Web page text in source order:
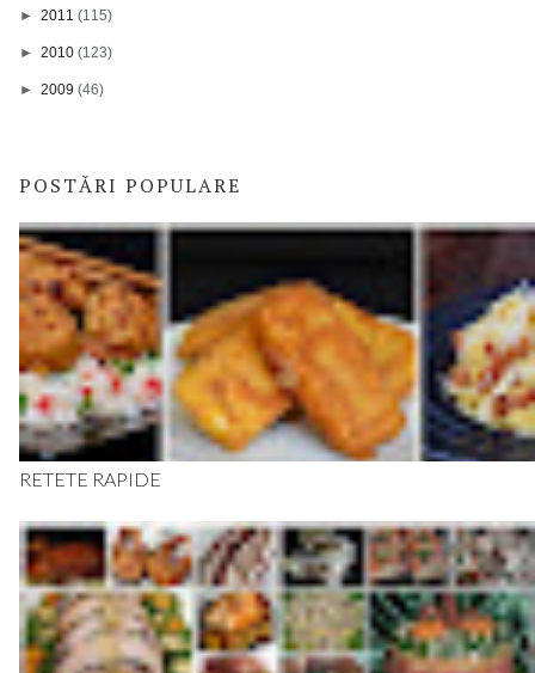
► 2011 (115)
► 2010 (123)
► 2009 (46)
POSTĂRI POPULARE
RETETE RAPIDE